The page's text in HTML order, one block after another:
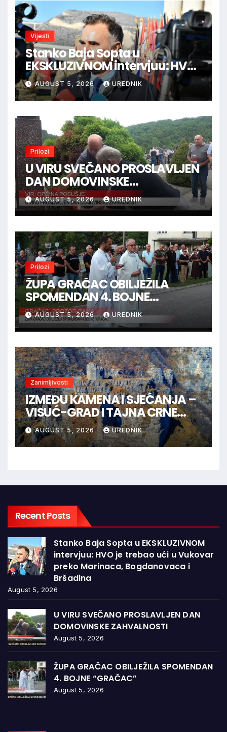
Vijesti
Stanko Baja Sopta u
EKSKLUZIVNOM intervjuu: HVO
je trebao ući u Vukovar preko
Marinaca, Bogdanovaca i
Bršadina
AUGUST 5, 2026 UREDNIK
Prilozi
U VIRU SVEČANO PROSLAVLJEN
DAN DOMOVINSKE
ZAHVALNOSTI
AUGUST 5, 2026 UREDNIK
Prilozi
ŽUPA GRAČAC OBILJEŽILA
SPOMENDAN 4. BOJNE
“GRAČAC”
AUGUST 5, 2026 UREDNIK
Zanimljivosti
IZMEĐU KAMENA I SJEĆANJA –
VISUĆ-GRAD I TAJNA CRNE
KRALJICE
AUGUST 5, 2026 UREDNIK
Recent Posts
Stanko Baja Sopta u EKSKLUZIVNOM
intervjuu: HVO je trebao ući u Vukovar
preko Marinaca, Bogdanovaca i
Bršadina
August 5, 2026
U VIRU SVEČANO PROSLAVLJEN DAN
DOMOVINSKE ZAHVALNOSTI
August 5, 2026
ŽUPA GRAČAC OBILJEŽILA SPOMENDAN
4. BOJNE “GRAČAC”
August 5, 2026